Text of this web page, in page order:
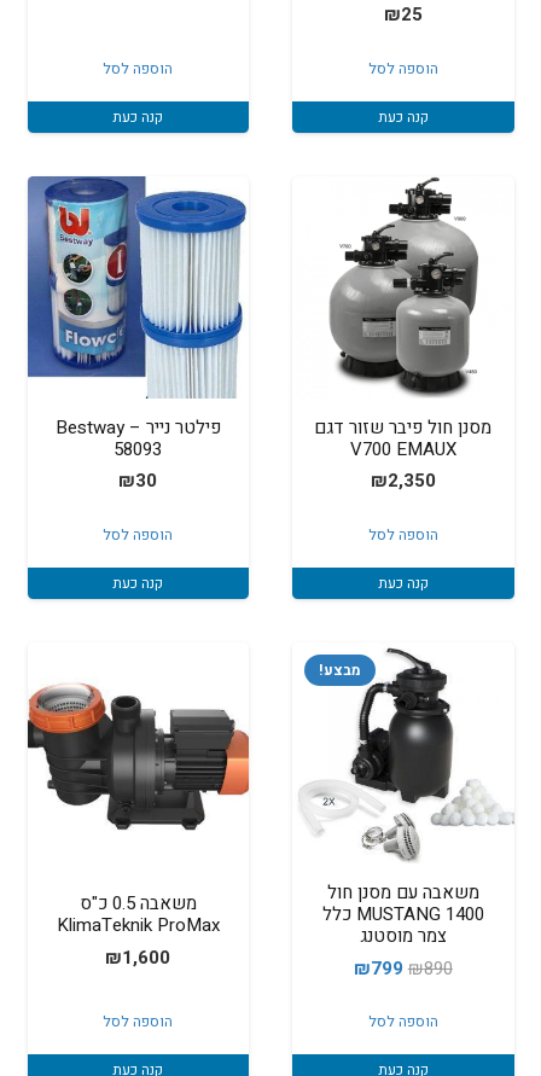
₪25
הוספה לסל
קנה כעת
הוספה לסל
קנה כעת
מסנן חול פיבר שזור דגם
V700 EMAUX
₪2,350
הוספה לסל
קנה כעת
פילטר נייר – Bestway
58093
₪30
הוספה לסל
קנה כעת
מבצע!
משאבה עם מסנן חול
1400 MUSTANG כלל
צמר מוסטנג
₪890
המחיר
היה:
₪890.
₪799
₪799.
הוספה לסל
קנה כעת
משאבה 0.5 כ"ס
KlimaTeknik ProMax
₪1,600
הוספה לסל
קנה כעת